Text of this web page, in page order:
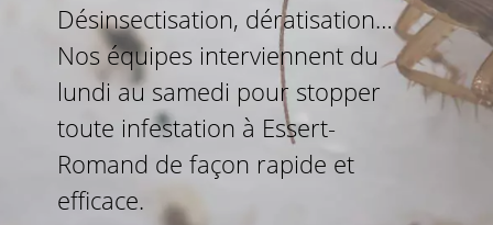
Désinsectisation, dératisation…
Nos équipes interviennent du
lundi au samedi pour stopper
toute infestation à Essert-
Romand de façon rapide et
efficace.